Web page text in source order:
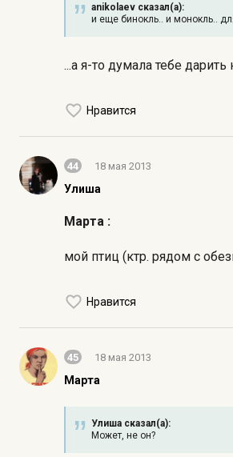
anikolaev сказал(а):
и еще бинокль.. и монокль..
...а я-то думала тебе
Нравится
44 18 мая 2013
Улиша
Марта :
мой птиц (ктр. рядом с
Нравится
45 18 мая 2013
Марта
Улиша сказал(а):
Может, не он?